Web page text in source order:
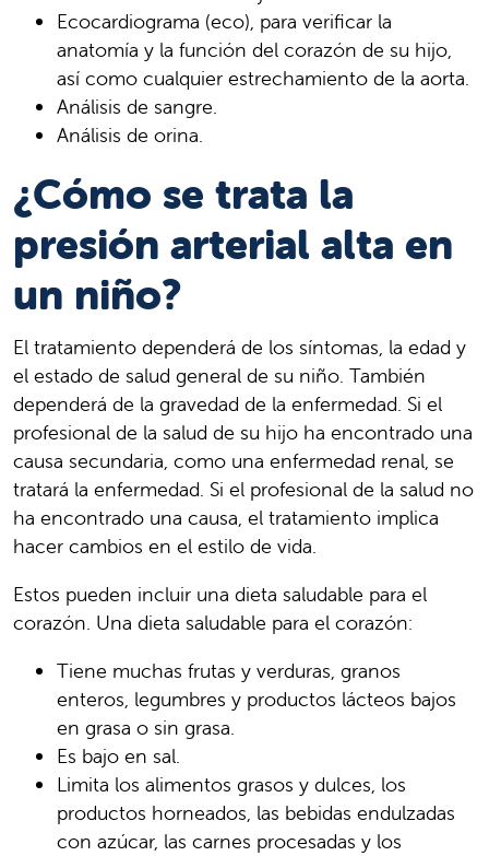
Ecocardiograma (eco), para verificar la
anatomía y la función del corazón de su hijo,
así como cualquier estrechamiento de la aorta.
Análisis de sangre.
Análisis de orina.
¿Cómo se trata la
presión arterial alta en
un niño?
El tratamiento dependerá de los síntomas, la edad y
el estado de salud general de su niño. También
dependerá de la gravedad de la enfermedad. Si el
profesional de la salud de su hijo ha encontrado una
causa secundaria, como una enfermedad renal, se
tratará la enfermedad. Si el profesional de la salud no
ha encontrado una causa, el tratamiento implica
hacer cambios en el estilo de vida.
Estos pueden incluir una dieta saludable para el
corazón. Una dieta saludable para el corazón:
Tiene muchas frutas y verduras, granos
enteros, legumbres y productos lácteos bajos
en grasa o sin grasa.
Es bajo en sal.
Limita los alimentos grasos y dulces, los
productos horneados, las bebidas endulzadas
con azúcar, las carnes procesadas y los